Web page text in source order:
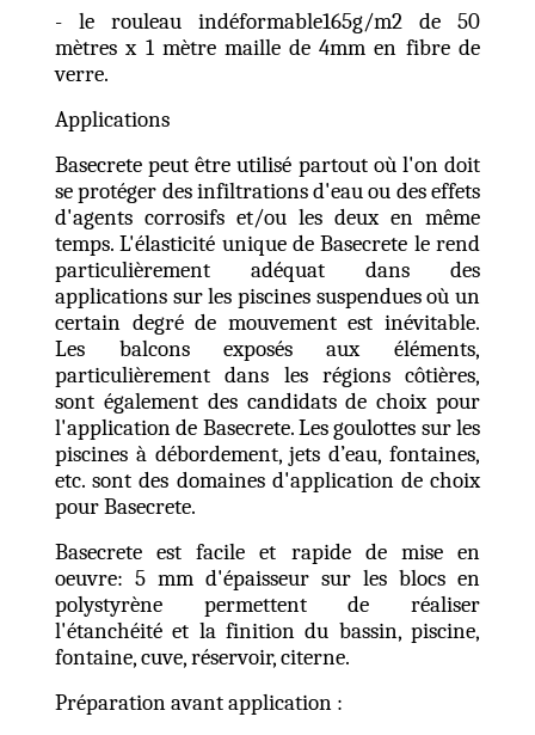
- le rouleau indéformable165g/m2 de 50
mètres x 1 mètre maille de 4mm en fibre de
verre.
Applications
Basecrete peut être utilisé partout où l'on doit
se protéger des infiltrations d'eau ou des effets
d'agents corrosifs et/ou les deux en même
temps. L'élasticité unique de Basecrete le rend
particulièrement adéquat dans des
applications sur les piscines suspendues où un
certain degré de mouvement est inévitable.
Les balcons exposés aux éléments,
particulièrement dans les régions côtières,
sont également des candidats de choix pour
l'application de Basecrete. Les goulottes sur les
piscines à débordement, jets d’eau, fontaines,
etc. sont des domaines d'application de choix
pour Basecrete.
Basecrete est facile et rapide de mise en
oeuvre: 5 mm d'épaisseur sur les blocs en
polystyrène permettent de réaliser
l'étanchéité et la finition du bassin, piscine,
fontaine, cuve, réservoir, citerne.
Préparation avant application :